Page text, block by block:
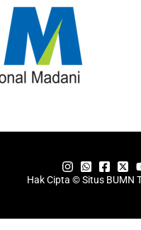
Hak Cipta © Situs BUMN